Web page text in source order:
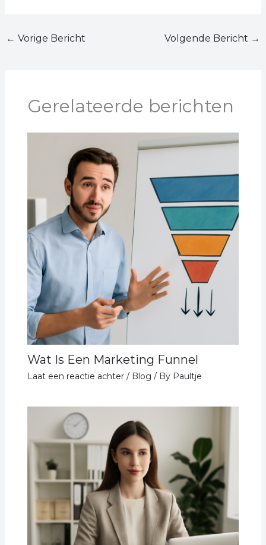
← Vorige Bericht Volgende Bericht →
Gerelateerde berichten
Wat Is Een Marketing Funnel
Laat een reactie achter / Blog / By Paultje